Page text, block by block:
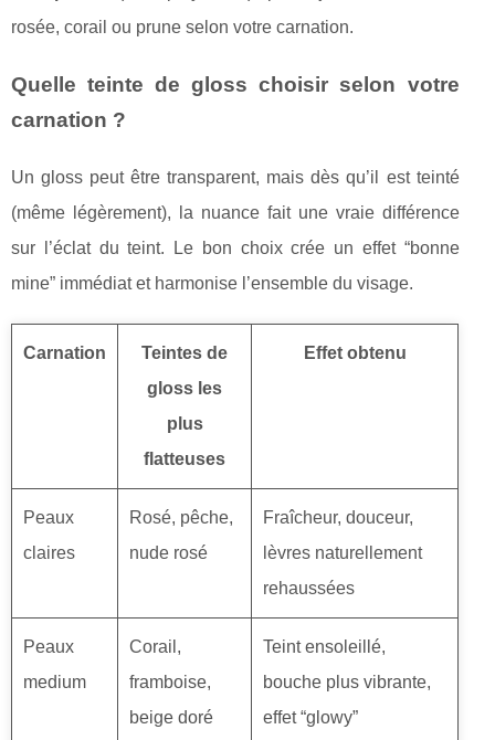
rosée, corail ou prune selon votre carnation.
Quelle teinte de gloss choisir selon votre
carnation ?
Un gloss peut être transparent, mais dès qu’il est teinté
(même légèrement), la nuance fait une vraie différence
sur l’éclat du teint. Le bon choix crée un effet “bonne
mine” immédiat et harmonise l’ensemble du visage.
Carnation
Teintes de
gloss les
plus
flatteuses
Effet obtenu
Peaux
claires
Rosé, pêche,
nude rosé
Fraîcheur, douceur,
lèvres naturellement
rehaussées
Peaux
medium
Corail,
framboise,
beige doré
Teint ensoleillé,
bouche plus vibrante,
effet “glowy”